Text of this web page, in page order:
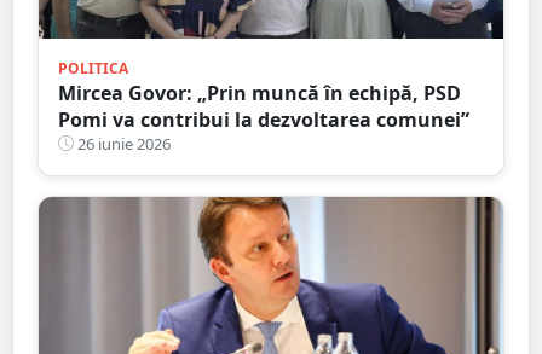
POLITICA
Mircea Govor: „Prin muncă în echipă, PSD
Pomi va contribui la dezvoltarea comunei”
26 iunie 2026